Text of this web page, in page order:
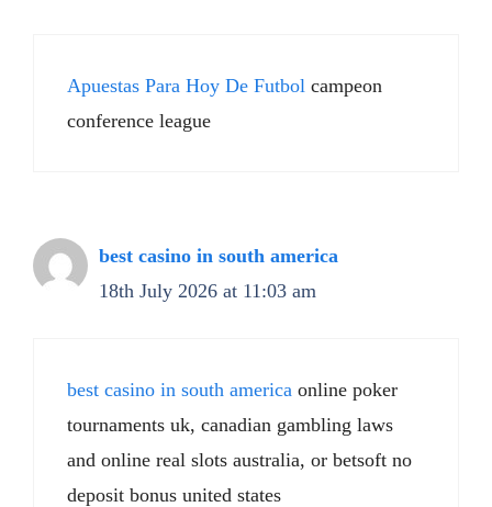
Apuestas Para Hoy De Futbol campeon
conference league
best casino in south america
18th July 2026 at 11:03 am
best casino in south america online poker
tournaments uk, canadian gambling laws
and online real slots australia, or betsoft no
deposit bonus united states